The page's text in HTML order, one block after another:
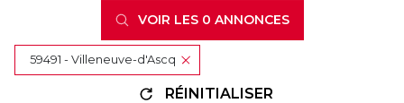
VOIR LES 0 ANNONCES
59491 - Villeneuve-d'Ascq
RÉINITIALISER